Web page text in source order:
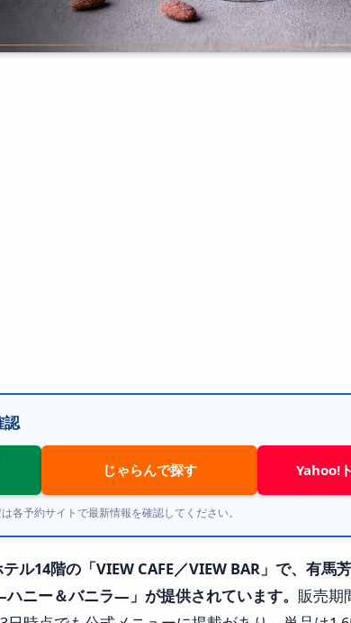
認
じゃらんで探す Yahoo!
各予約サイトで最新情報を確認してください。
ル14階の「VIEW CAFE／VIEW BAR」で、有馬
ニー＆バニラ―」が提供されています。 販売期